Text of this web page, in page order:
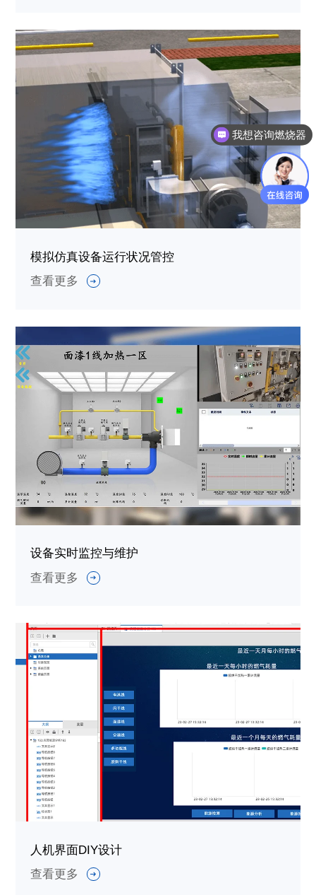
模拟仿真设备运行状况管控
查看更多
设备实时监控与维护
查看更多
人机界面DIY设计
查看更多
我想咨询燃烧器